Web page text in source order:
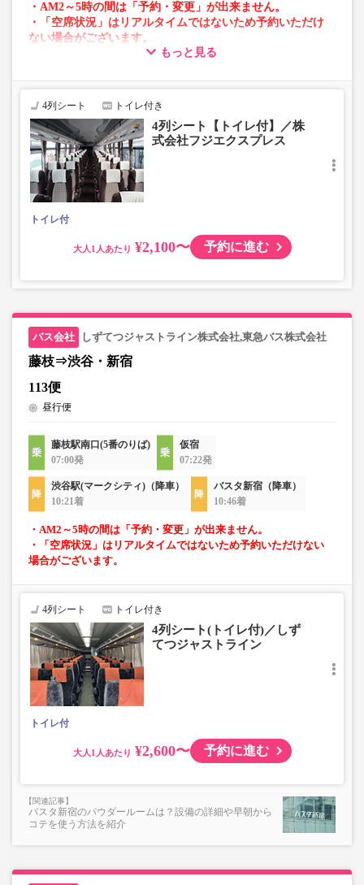
・AM2～5時の間は「予約・変更」が出来ません。
・「空席状況」はリアルタイムではないため予約いただけ
ない場合がございます。
・車両は予告なく変更となる場合がございます。これに伴
で、あらかじめご了承ください。
もっと見る
4列シート トイレ付き
4列シート【トイレ付】／株
式会社フジエクスプレス
トイレ付
大人 ¥2,100〜 予約に進む
しずてつジャストライン株式会社,東急バス株式会社
藤枝⇒渋谷・新宿
113便
昼行便
藤枝駅南口(5番のりば)
07:00発
仮宿
07:22発
渋谷駅(マークシティ)（降車）
10:21着
バスタ新宿（降車）
10:46着
・AM2～5時の間は「予約・変更」が出来ません。
・「空席状況」はリアルタイムではないため予約いただけない
場合がございます。
4列シート トイレ付き
4列シート(トイレ付)／しず
てつジャストライン
トイレ付
大人 ¥2,600〜 予約に進む
バスタ新宿のパウダールームは？設備の詳細や早朝から
コテを使う方法を紹介